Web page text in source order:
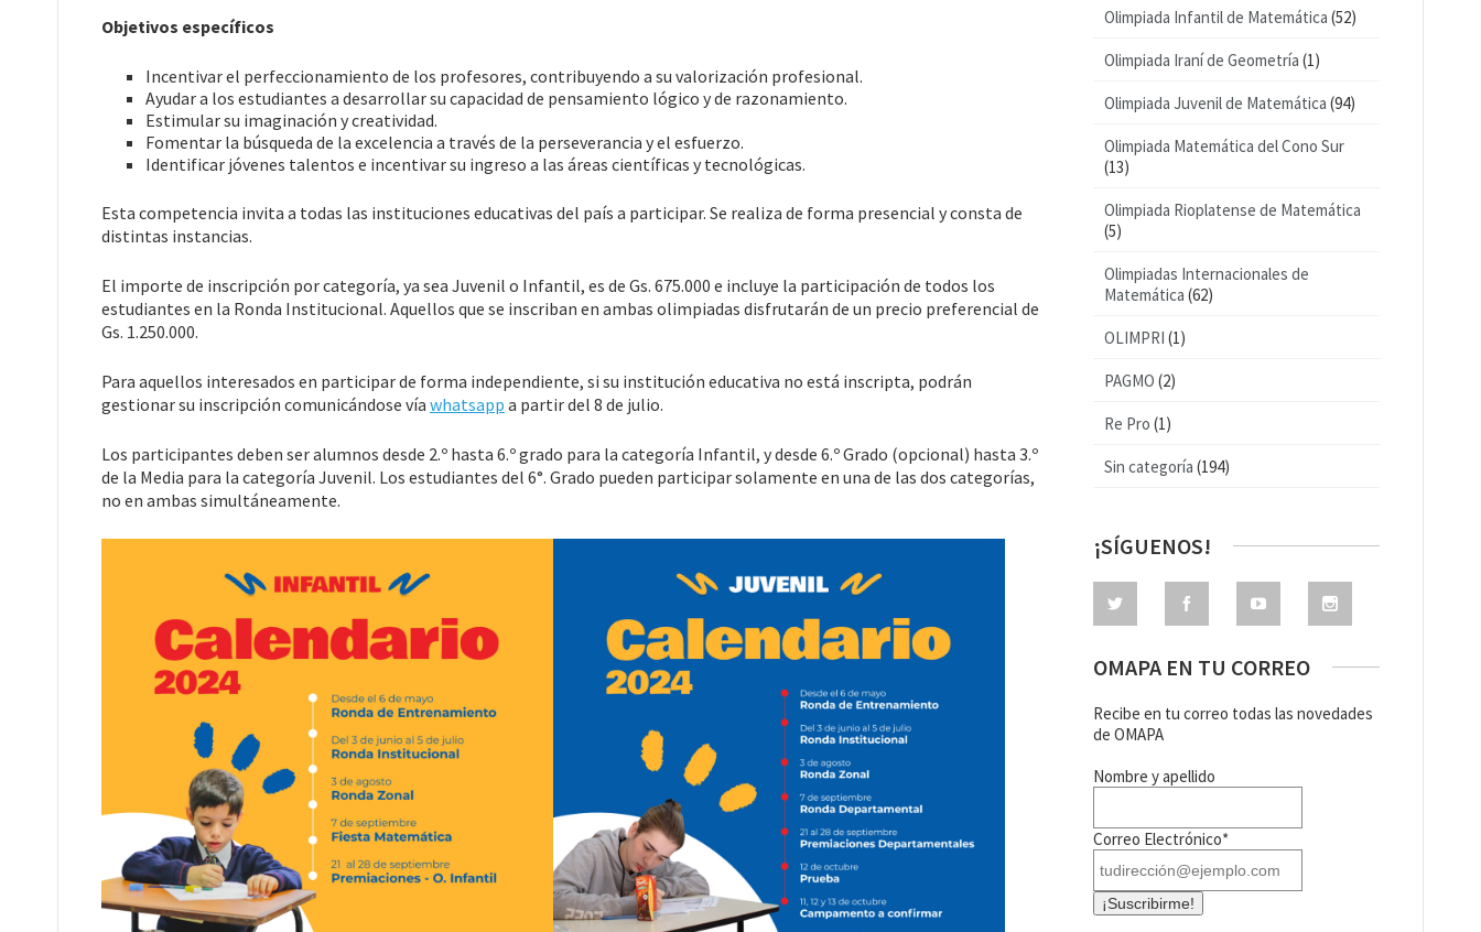
Objetivos específicos
Incentivar el perfeccionamiento de los profesores, contribuyendo a su valorización profesional.
Ayudar a los estudiantes a desarrollar su capacidad de pensamiento lógico y de razonamiento.
Estimular su imaginación y creatividad.
Fomentar la búsqueda de la excelencia a través de la perseverancia y el esfuerzo.
Identificar jóvenes talentos e incentivar su ingreso a las áreas científicas y tecnológicas.
Esta competencia invita a todas las instituciones educativas del país a participar. Se realiza de forma presencial y consta de
distintas instancias.
El importe de inscripción por categoría, ya sea Juvenil o Infantil, es de Gs. 675.000 e incluye la participación de todos los
estudiantes en la Ronda Institucional. Aquellos que se inscriban en ambas olimpiadas disfrutarán de un precio preferencial de
Gs. 1.250.000.
Para aquellos interesados en participar de forma independiente, si su institución educativa no está inscripta, podrán
gestionar su inscripción comunicándose vía whatsapp a partir del 8 de julio.
Los participantes deben ser alumnos desde 2.º hasta 6.º grado para la categoría Infantil, y desde 6.º Grado (opcional) hasta 3.º
de la Media para la categoría Juvenil. Los estudiantes del 6°. Grado pueden participar solamente en una de las dos categorías,
no en ambas simultáneamente.
Olimpiada Infantil de Matemática (52)
Olimpiada Iraní de Geometría (1)
Olimpiada Juvenil de Matemática (94)
Olimpiada Matemática del Cono Sur
(13)
Olimpiada Rioplatense de Matemática
(5)
Olimpiadas Internacionales de
Matemática (62)
OLIMPRI (1)
PAGMO (2)
Re Pro (1)
Sin categoría (194)
¡SÍGUENOS!
OMAPA EN TU CORREO
Recibe en tu correo todas las novedades
de OMAPA
Nombre y apellido
Correo Electrónico*